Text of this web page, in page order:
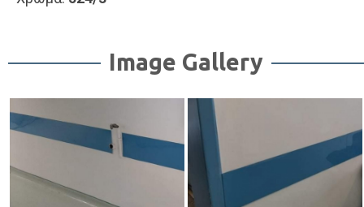
Image Gallery